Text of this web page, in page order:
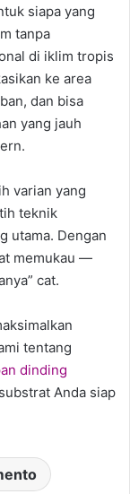
siapa yang
tanpa
di iklim tropis
ke area
dan bisa
yang jauh
varian yang
teknik
utama. Dengan
memukau —
cat.
tentang
dinding
Anda siap